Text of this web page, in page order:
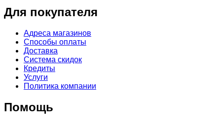
Для покупателя
Адреса магазинов
Способы оплаты
Доставка
Система скидок
Кредиты
Услуги
Политика компании
Помощь